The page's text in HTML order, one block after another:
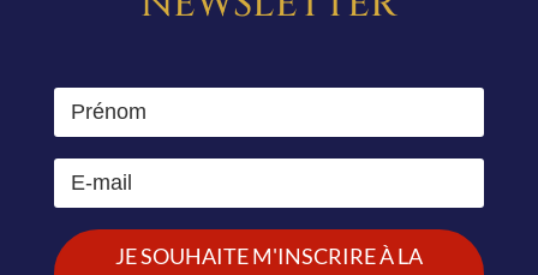
JE SOUHAITE M'INSCRIRE À LA